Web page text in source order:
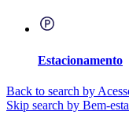
Estacionamento
Back to search by
Skip search by Bem-